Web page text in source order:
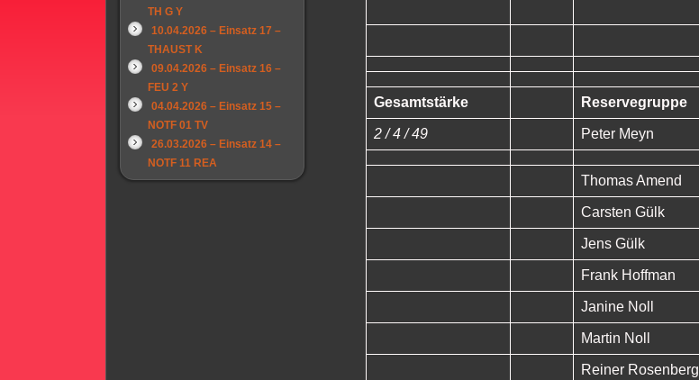
TH G Y
10.04.2026 – Einsatz 17 –
THAUST K
09.04.2026 – Einsatz 16 –
FEU 2 Y
04.04.2026 – Einsatz 15 –
NOTF 01 TV
26.03.2026 – Einsatz 14 –
NOTF 11 REA
Gesamtstärke Reservegruppe
2 / 4 / 49 Peter Meyn
Thomas Amend
Carsten Gülk
Jens Gülk
Frank Hoffman
Janine Noll
Martin Noll
Reiner Rosenberg